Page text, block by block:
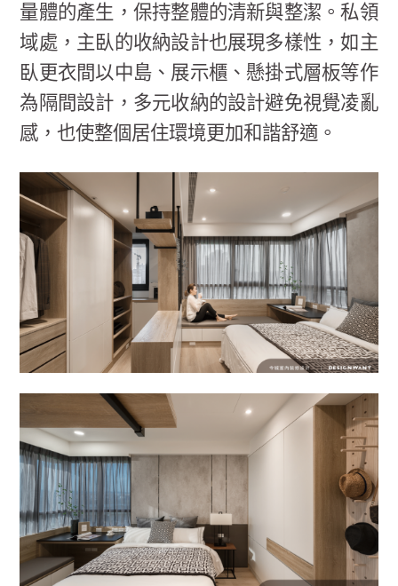
量體的產生，保持整體的清新與整潔。私領
域處，主臥的收納設計也展現多樣性，如主
臥更衣間以中島、展示櫃、懸掛式層板等作
為隔間設計，多元收納的設計避免視覺凌亂
感，也使整個居住環境更加和諧舒適。